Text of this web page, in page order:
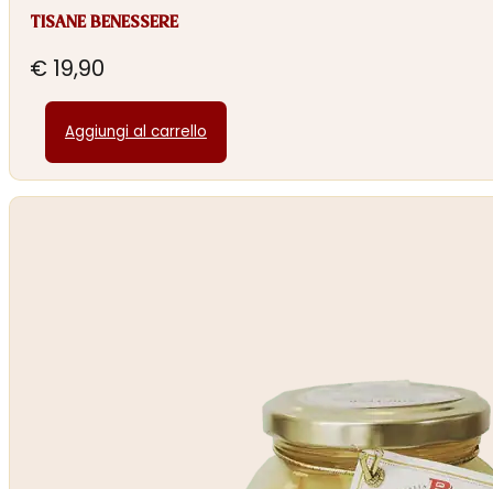
TISANE BENESSERE
€ 19,90
Aggiungi al carrello